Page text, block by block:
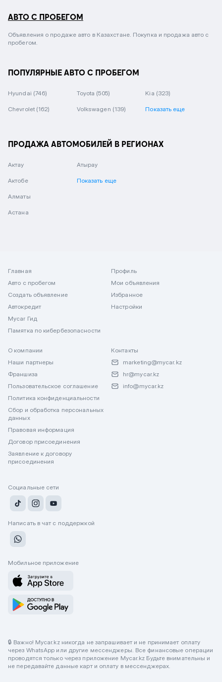
АВТО С ПРОБЕГОМ
Объявления о продаже авто в Казахстане. Покупка и продажа авто с
пробегом.
ПОПУЛЯРНЫЕ АВТО С ПРОБЕГОМ
Hyundai (746) Toyota (505) Kia (323)
Chevrolet (162) Volkswagen (139) Показать еще
ПРОДАЖА АВТОМОБИЛЕЙ В РЕГИОНАХ
Актау
Актобе
Алматы
Астана
Атырау
Показать еще
Главная
Авто с пробегом
Создать объявление
Автокредит
Mycar Гид
Памятка по кибербезопасности
Профиль
Мои объявления
Избранное
Настройки
О компании
Наши партнеры
Франшиза
Пользовательское соглашение
Политика конфиденциальности
Сбор и обработка персональных
данных
Правовая информация
Договор присоединения
Заявление к договору
присоединения
Контакты
marketing@mycar.kz
hr@mycar.kz
info@mycar.kz
Социальные сети
Написать в чат с поддержкой
Мобильное приложение
🔒 Важно! Mycar.kz никогда не запрашивает и не принимает оплату
через WhatsApp или другие мессенджеры. Все финансовые операции
проводятся только через приложение Mycar.kz Будьте внимательны и
не передавайте данные карт и оплату в мессенджерах.